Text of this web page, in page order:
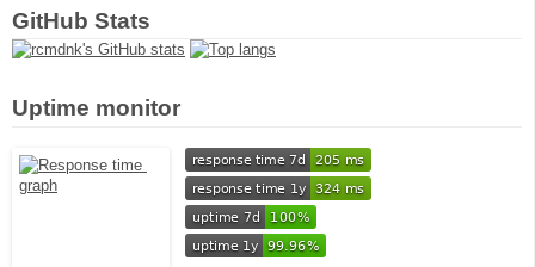
GitHub Stats
Uptime monitor